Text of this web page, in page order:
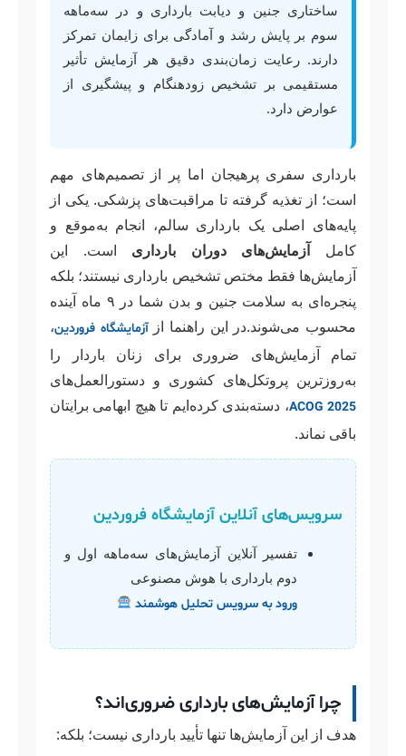
ساختاری جنین و دیابت بارداری و در سه‌ماهه
سوم بر پایش رشد و آمادگی برای زایمان تمرکز
دارند. رعایت زمان‌بندی دقیق هر آزمایش تأثیر
مستقیمی بر تشخیص زودهنگام و پیشگیری از
عوارض دارد.
بارداری سفری پرهیجان اما پر از تصمیم‌های مهم
است؛ از تغذیه گرفته تا مراقبت‌های پزشکی. یکی از
پایه‌های اصلی یک بارداری سالم، انجام به‌موقع و
کامل آزمایش‌های دوران بارداری است. این
آزمایش‌ها فقط مختص تشخیص بارداری نیستند؛ بلکه
پنجره‌ای به سلامت جنین و بدن شما در ۹ ماه آینده
محسوب می‌شوند.در این راهنما ازآزمایشگاه فروردین،
تمام آزمایش‌های ضروری برای زنان باردار را
به‌روزترین پروتکل‌های کشوری و دستورالعمل‌های
ACOG 2025، دسته‌بندی کرده‌ایم تا هیچ ابهامی برایتان
باقی نماند.
سرویس‌های آنلاین آزمایشگاه فروردین
تفسیر آنلاین آزمایش‌های سه‌ماهه اول و
دوم بارداری با هوش مصنوعی
ورود به سرویس تحلیل هوشمند
چرا آزمایش‌های بارداری ضروری‌اند؟
هدف از این آزمایش‌ها تنها تأیید بارداری نیست؛ بلکه: